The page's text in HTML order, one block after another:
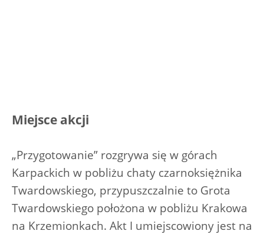
Miejsce akcji
„Przygotowanie” rozgrywa się w górach
Karpackich w pobliżu chaty czarnoksiężnika
Twardowskiego, przypuszczalnie to Grota
Twardowskiego położona w pobliżu Krakowa
na Krzemionkach. Akt I umiejscowiony jest na